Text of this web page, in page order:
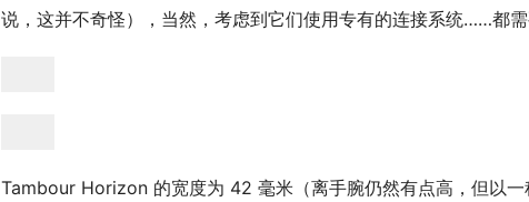
说，这并不奇怪），当然，考虑到它们使用专有的连接系统……都
Tambour Horizo​​n 的宽度为 42 毫米（离手腕仍然有点高，但以